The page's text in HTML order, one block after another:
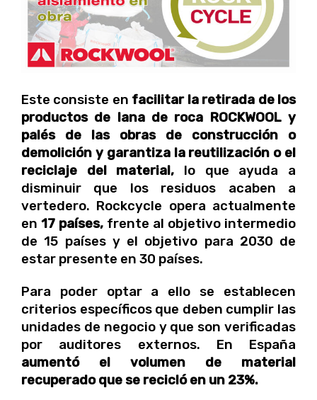
Este consiste en facilitar la retirada de los
productos de lana de roca ROCKWOOL y
palés de las obras de construcción o
demolición y garantiza la reutilización o el
reciclaje del material, lo que ayuda a
disminuir que los residuos acaben a
vertedero. Rockcycle opera actualmente
en 17 países, frente al objetivo intermedio
de 15 países y el objetivo para 2030 de
estar presente en 30 países.
Para poder optar a ello se establecen
criterios específicos que deben cumplir las
unidades de negocio y que son verificadas
por auditores externos. En España
aumentó el volumen de material
recuperado que se recicló en un 23%.